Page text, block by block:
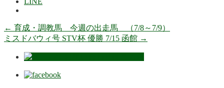
← 育成・調教馬 今週の出走馬 （7/8～7/9）
ミスドバウィ号 STV杯 優勝 7/15 函館 →